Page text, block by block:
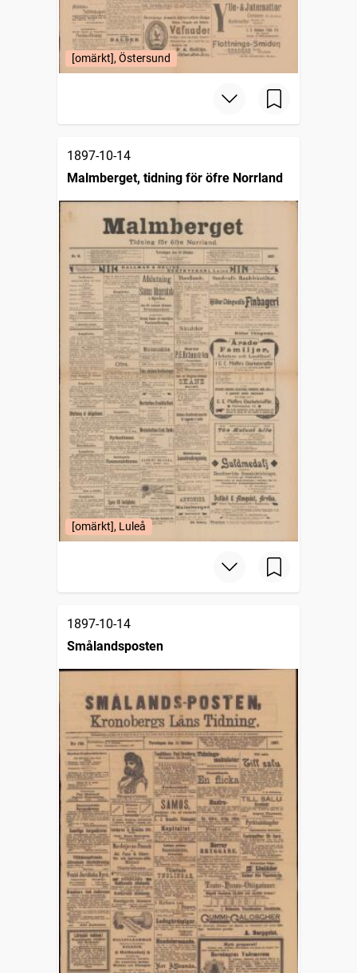
[omärkt], Östersund
1897-10-14
Malmberget, tidning för öfre Norrland
[omärkt], Luleå
1897-10-14
Smålandsposten